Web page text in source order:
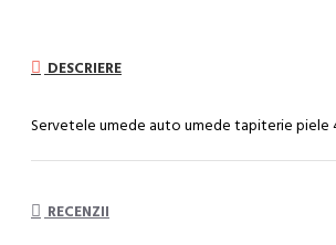
DESCRIERE
Servetele umede auto umede tapiterie piele
RECENZII